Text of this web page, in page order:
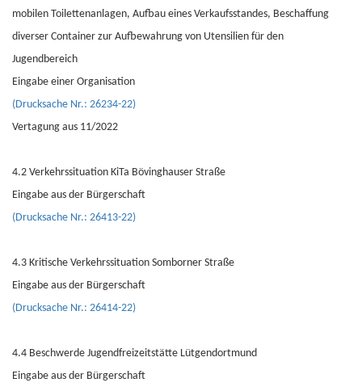
mobilen Toilettenanlagen, Aufbau eines Verkaufsstandes, Beschaffung
diverser Container zur Aufbewahrung von Utensilien für den
Jugendbereich
Eingabe einer Organisation
(Drucksache Nr.: 26234-22)
Vertagung aus 11/2022
4.2 Verkehrssituation KiTa Bövinghauser Straße
Eingabe aus der Bürgerschaft
(Drucksache Nr.: 26413-22)
4.3 Kritische Verkehrssituation Somborner Straße
Eingabe aus der Bürgerschaft
(Drucksache Nr.: 26414-22)
4.4 Beschwerde Jugendfreizeitstätte Lütgendortmund
Eingabe aus der Bürgerschaft